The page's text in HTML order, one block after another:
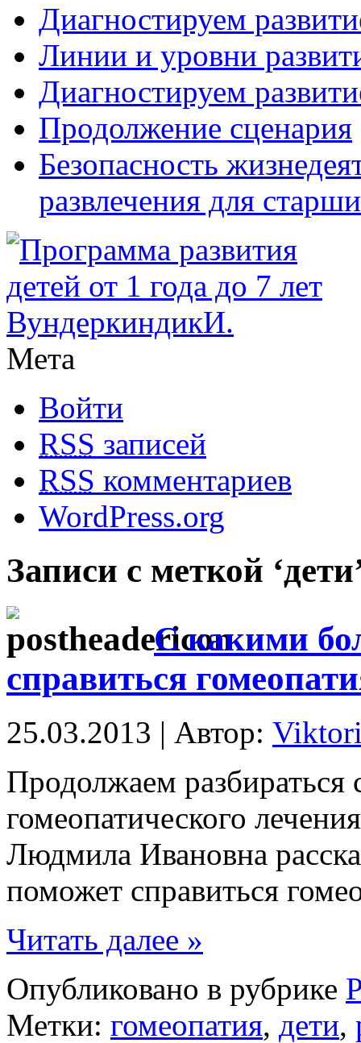
Диагностируем
Линии и уровни
Диагностируем
Продолжение сценария
Безопасность
развлечения для
Мета
Войти
RSS записей
RSS комментариев
WordPress.org
Записи с меткой
С какими
справиться
25.03.2013 | Автор:
Продолжаем разбираться
гомеопатического
Людмила Ивановна
поможет справиться
Читать далее »
Опубликовано в рубрике
Метки: гомеопатия, дети,